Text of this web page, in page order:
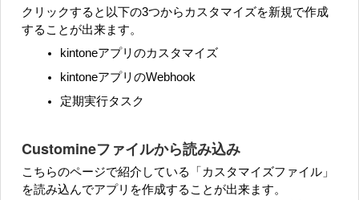
クリックすると以下の3つからカスタマイズを新規で作成
することが出来ます。
kintoneアプリのカスタマイズ
kintoneアプリのWebhook
定期実行タスク
Customineファイルから読み込み
こちらのページで紹介している「カスタマイズファイル」
を読み込んでアプリを作成することが出来ます。